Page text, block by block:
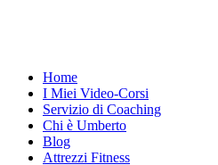
Home
I Miei Video-Corsi
Servizio di Coaching
Chi è Umberto
Blog
Attrezzi Fitness